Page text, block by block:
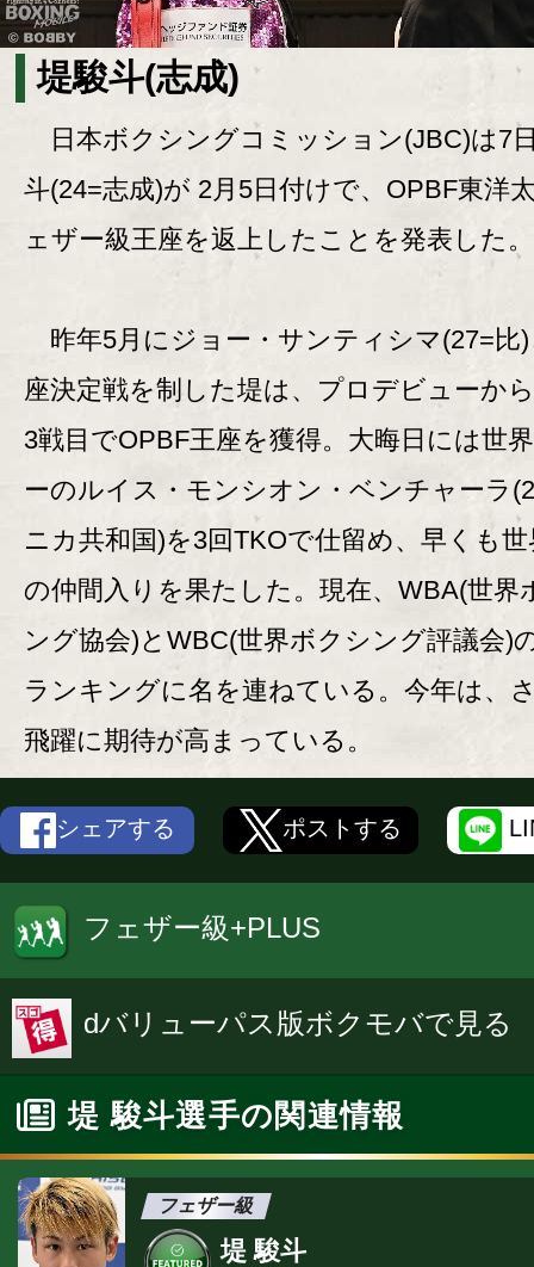
堤駿斗(志成)
日本ボクシングコミッション(JBC)は7
斗(24=志成)が 2月5日付けで、OPBF東洋
ェザー級王座を返上したことを発表した。
昨年5月にジョー・サンティシマ(27=比
座決定戦を制した堤は、プロデビューか
3戦目でOPBF王座を獲得。大晦日には世
ーのルイス・モンシオン・ベンチャーラ
ニカ共和国)を3回TKOで仕留め、早くも
の仲間入りを果たした。現在、WBA(世界
ング協会)とWBC(世界ボクシング評議会)
ランキングに名を連ねている。今年は、
飛躍に期待が高まっている。
シェアする ポストする
フェザー級+PLUS
dバリューパス版ボクモバで見る
堤 駿斗選手の関連情報
フェザー級
堤 駿斗